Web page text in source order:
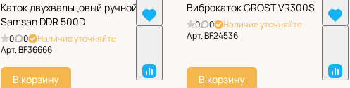
Каток двухвальцовый ручной
Samsan DDR 500D
0 0
Наличие уточняйте
Арт.BF36666
В корзину
Виброкаток GROST VR300S
0 0
Наличие уточняйте
Арт.BF24536
В корзину